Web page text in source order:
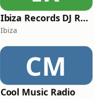
Ibiza Records DJ Radio
Ibiza
CM
Cool Music Radio